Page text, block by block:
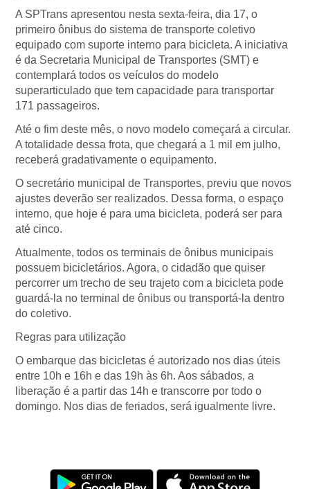
A SPTrans apresentou nesta sexta-feira, dia 17, o
primeiro ônibus do sistema de transporte coletivo
equipado com suporte interno para bicicleta. A iniciativa
é da Secretaria Municipal de Transportes (SMT) e
contemplará todos os veículos do modelo
superarticulado que tem capacidade para transportar
171 passageiros.
Até o fim deste mês, o novo modelo começará a circular.
A totalidade dessa frota, que chegará a 1 mil em julho,
receberá gradativamente o equipamento.
O secretário municipal de Transportes, previu que novos
ajustes deverão ser realizados. Dessa forma, o espaço
interno, que hoje é para uma bicicleta, poderá ser para
até cinco.
Atualmente, todos os terminais de ônibus municipais
possuem bicicletários. Agora, o cidadão que quiser
percorrer um trecho de seu trajeto com a bicicleta pode
guardá-la no terminal de ônibus ou transportá-la dentro
do coletivo.
Regras para utilização
O embarque das bicicletas é autorizado nos dias úteis
entre 10h e 16h e das 19h às 6h. Aos sábados, a
liberação é a partir das 14h e transcorre por todo o
domingo. Nos dias de feriados, será igualmente livre.